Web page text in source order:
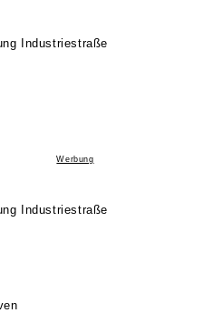
Industriestraße
Werbung
Industriestraße